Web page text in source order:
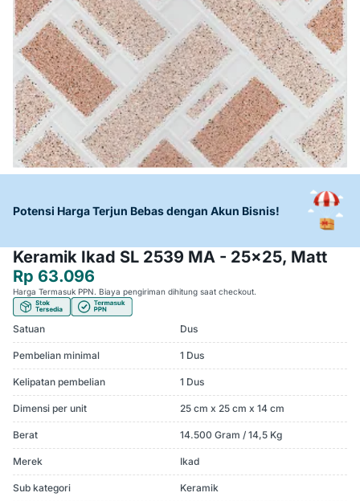
Potensi Harga Terjun Bebas dengan Akun Bisnis!
Keramik Ikad SL 2539 MA - 25x25, Matt
Rp 63.096
Harga Termasuk PPN. Biaya pengiriman dihitung saat checkout.
Satuan Dus
Pembelian minimal 1 Dus
Kelipatan pembelian 1 Dus
Dimensi per unit 25 cm x 25 cm x 14 cm
Berat 14.500 Gram / 14,5 Kg
Merek Ikad
Sub kategori
Keramik